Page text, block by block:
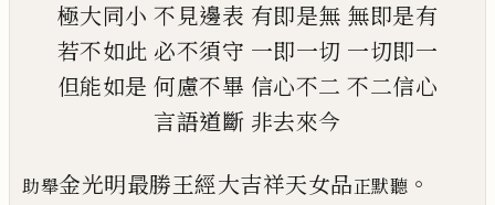
極大同小 不見邊表 有即是無 無即是有
若不如此 必不須守 一即一切 一切即一
但能如是 何慮不畢 信心不二 不二信心
言語道斷 非去來今
助舉金光明最勝王經大吉祥天女品正默聽 。